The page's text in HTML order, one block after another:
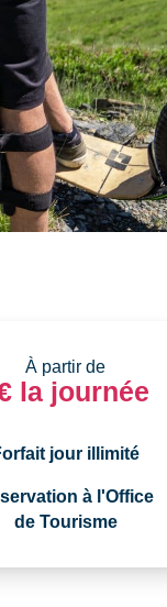
À partir de
la journée
jour illimité
à l'Office
de Tourisme